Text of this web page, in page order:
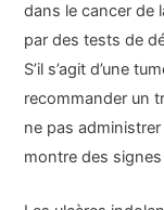
dans le cancer de
par des tests de
S’il s’agit d’une
recommander un
ne pas
montre des